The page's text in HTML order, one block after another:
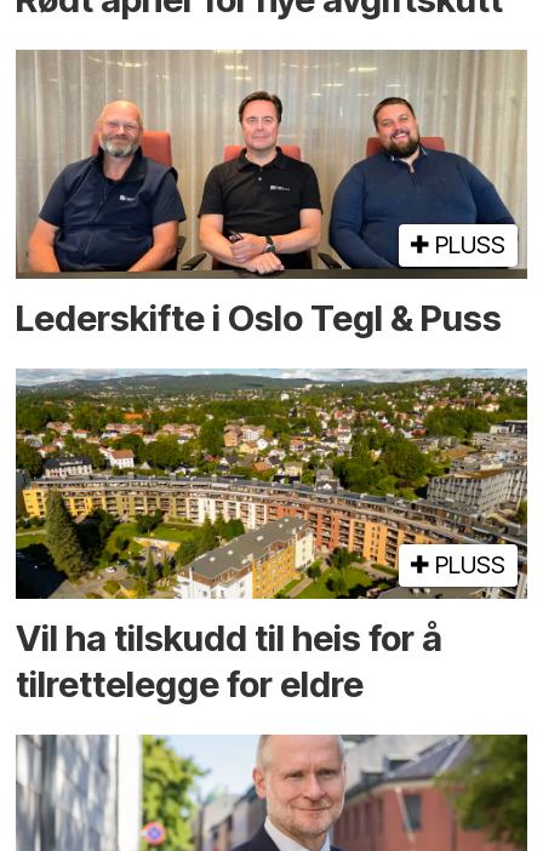
PLUSS
Lederskifte i Oslo Tegl & Puss
PLUSS
Vil ha tilskudd til heis for å
tilrettelegge for eldre